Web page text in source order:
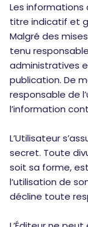
Les
titre indicatif et
Malgré des
tenu
administratives
publication. De
responsable de
l’information
L’Utilisateur
secret. Toute
soit sa forme,
l’utilisation de
décline toute